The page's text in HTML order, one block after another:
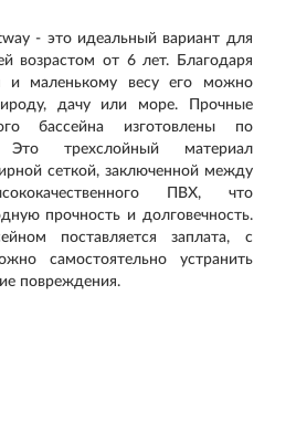
- это идеальный вариант для
возрастом от 6 лет. Благодаря
и маленькому весу его можно
дачу или море. Прочные
бассейна изготовлены по
Это трехслойный материал
сеткой, заключенной между
ПВХ, что
прочность и долговечность.
поставляется заплата, с
самостоятельно устранить
повреждения.